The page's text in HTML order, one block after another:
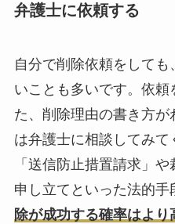
弁護士に依頼する
自分で削除依頼をして
いことも多いです。依
た、削除理由の書き方
は弁護士に相談してみて
「送信防止措置請求」
申し立てといった法的手
除が成功する確率はより